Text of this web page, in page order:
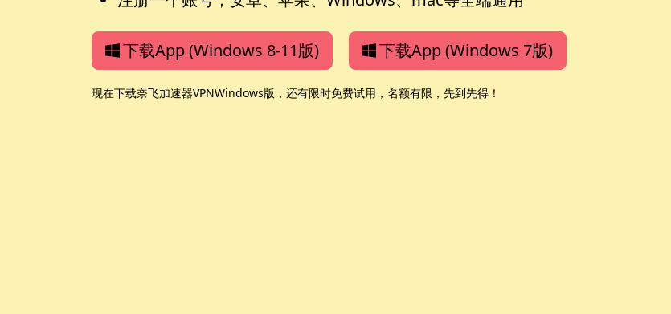
下载App (Windows 8-11版) 下载App (Windows 7版)
现在下载奈飞加速器VPNWindows版，还有限时免费试用，名额有限，先到先得！